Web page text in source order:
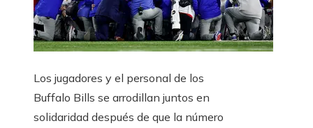
Los jugadores y el personal de los
Buffalo Bills se arrodillan juntos en
solidaridad después de que la número